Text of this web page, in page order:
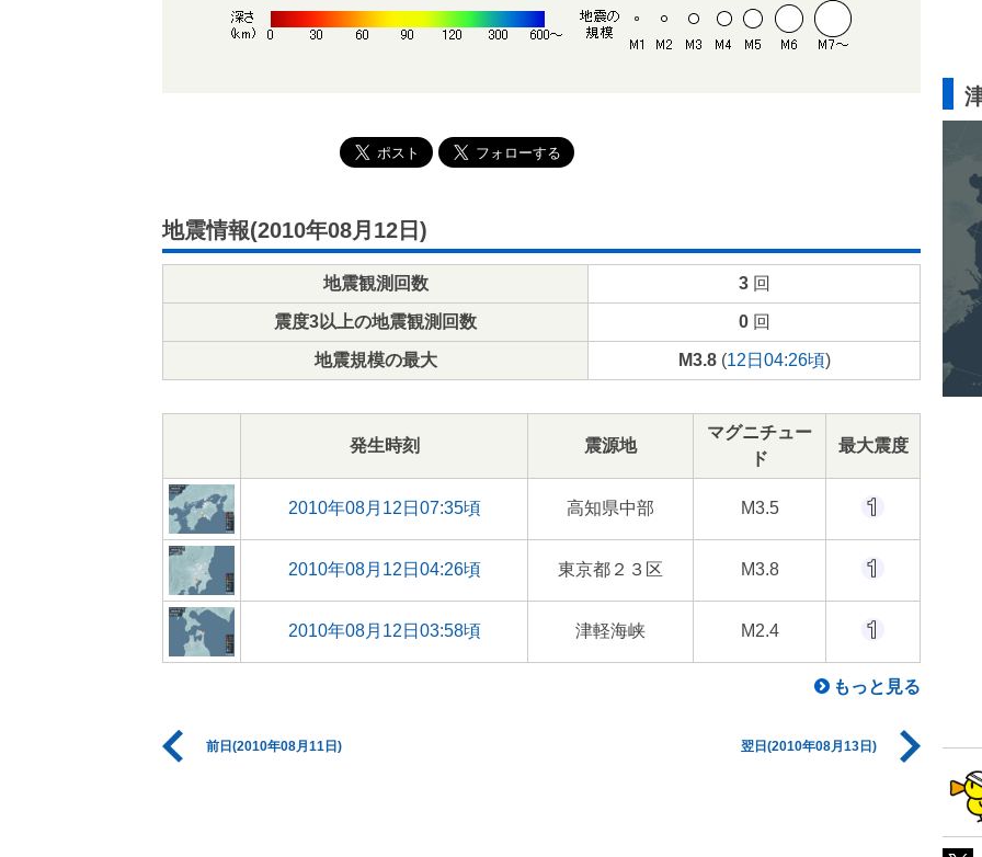
地震情報(2010年08月12日)
地震観測回数 3回
震度3以上の地震観測回数 0回
地震規模の最大 M3.8(12日04:26頃)
発生時刻 震源地
マグニチュー
ド
最大震度
2010年08月12日07:35頃 高知県中部 M3.5
2010年08月12日04:26頃 東京都２３区 M3.8
2010年08月12日03:58頃 津軽海峡 M2.4
もっと見る
前日(2010年08月11日) 翌日(2010年08月13日)